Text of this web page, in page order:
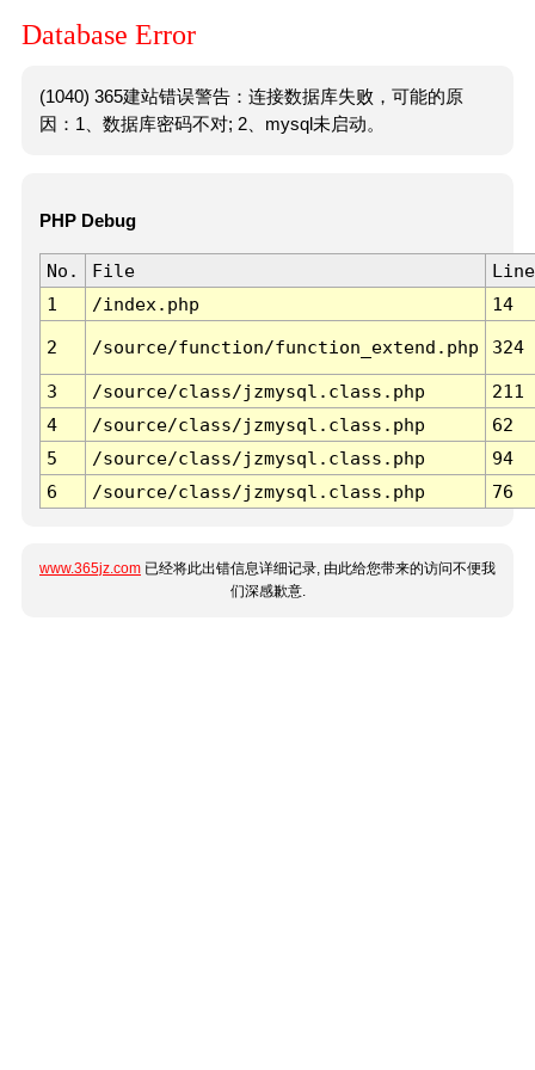
Database Error
(1040) 365建站错误警告：连接数据库失败，可能的原
因：1、数据库密码不对; 2、mysql未启动。
PHP Debug
No. File
Line
1
/index.php 14
2 /source/function/function_extend.php 324
3 /source/class/jzmysql.class.php
211
4
/source/class/jzmysql.class.php
62
5
/source/class/jzmysql.class.php
94
6
/source/class/jzmysql.class.php 76
www.365jz.com 已经将此出错信息详细记录, 由此给您带来的访问不便我
们深感歉意.